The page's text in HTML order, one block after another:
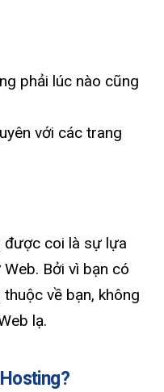
phải lúc nào cũng
với các trang
được coi là sự lựa
Bởi vì bạn có
về bạn, không
lạ.